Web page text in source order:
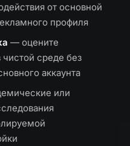
от основной
профиля
— оцените
среде без
аккаунта
или